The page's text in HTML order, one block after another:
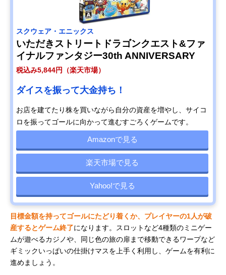
スクウェア・エニックス
いただきストリートドラゴンクエスト&ファ
イナルファンタジー30th ANNIVERSARY
税込み5,844円（楽天市場）
ダイスを振って大金持ち！
お店を建てたり株を買いながら自分の資産を増やし、サイコ
ロを振ってゴールに向かって進むすごろくゲームです。
Amazonで見る
楽天市場で見る
Yahoo!で見る
目標金額を持ってゴールにたどり着くか、プレイヤーの1人が破
産するとゲーム終了になります。スロットなど4種類のミニゲー
ムが遊べるカジノや、同じ色の旅の扉まで移動できるワープなど
ギミックいっぱいの仕掛けマスを上手く利用し、ゲームを有利に
進めましょう。